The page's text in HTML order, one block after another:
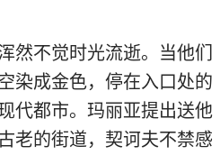
然不觉时光流逝。当他们
染成金色，停在入口处的
代都市。玛丽亚提出送他
老的街道，契诃夫不禁感